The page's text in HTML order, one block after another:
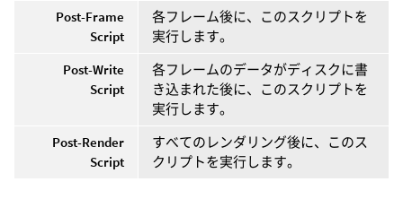
Post-Frame
Script
各フレーム後に、このスクリプトを
実行します。
Post-Write
Script
各フレームのデータがディスクに書
き込まれた後に、このスクリプトを
実行します。
Post-Render
Script
すべてのレンダリング後に、このス
クリプトを実行します。